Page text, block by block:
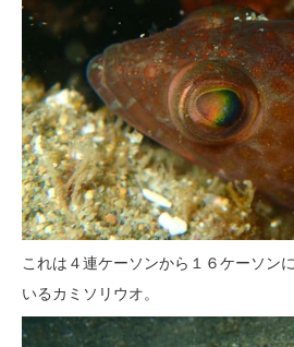
これは４連ケーソンから１６ケーソン
いるカミソリウオ。